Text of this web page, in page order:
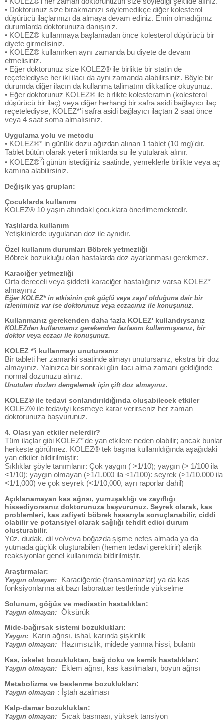
• Doktorunuz size bırakmanızı söylemedikçe diğer kolesterol
düşürücü ilaçlarınızı da almaya devam ediniz. Emin olmadığınız
durumlarda doktorunuza danışınız.
• KOLEZ® kullanmaya başlamadan önce kolesterol düşürücü bir
diyete girmelisiniz.
• KOLEZ® kullanırken aynı zamanda bu diyete de devam
etmelisiniz.
• Eğer doktorunuz size KOLEZ® ile birlikte bir statin de
reçetelediyse her iki ilacı da aynı zamanda alabilirsiniz. Böyle bir
durumda diğer ilacın da kullanma talimatım dikkatlice okuyunuz.
• Eğer doktorunuz KOLEZ® ile birlikte kolesteramin (kolesterol
düşürücü bir ilaç) veya diğer herhangi bir safra asidi bağlayıcı ilaç
reçetelediyse, KOLEZ*'i safra asidi bağlayıcı ilaçtan 2 saat önce
veya 4 saat soma almalısınız.
Uygulama yolu ve metodu
• KOLEZ®* in günlük dozu ağızdan alınan 1 tablet (10 mg)'dır.
Tablet bütün olarak yeterli miktarda su ile yutularak alınır.
• KOLEZ®?i günün istediğiniz saatinde, yemeklerle birlikte veya aç
kamına alabilirsiniz.
Değişik yaş grupları:
Çocuklarda kullanımı
KOLEZ® 10 yaşın altındaki çocuklara önerilmemektedir.
Yaşlılarda kullanım
Yetişkinlerde uygulanan doz ile aynıdır.
Özel kullanım durumları Böbrek yetmezliği
Böbrek bozukluğu olan hastalarda doz ayarlanması gerekmez.
Karaciğer yetmezliği
Orta dereceli veya şiddetli karaciğer hastalığınız varsa KOLEZ*
almayınız
Eğer KOLEZ* in etkisinin çok güçlü veya zayıf olduğuna dair bir
izleniminiz var ise doktorunuz veya eczacınız ile konuşunuz.
Kullanmanız gerekenden daha fazla KOLEZ' kullandıysanız
KOLEZden kullanmanız gerekenden fazlasını kullanmışsanız, bir
doktor veya eczacı ile konuşunuz.
KOLEZ *'i kullanmayı unutursanız
Bir tableti her zamanki saatinde almayı unutursanız, ekstra bir doz
almayınız. Yalnızca bir sonraki gün ilacı alma zamanı geldiğinde
normal dozunuzu alınız.
Unutulan dozları dengelemek için çift doz almayınız.
KOLEZ® ile tedavi sonlandırıldığında oluşabilecek etkiler
KOLEZ® ile tedaviyi kesmeye karar verirseniz her zaman
doktorunuza başvurunuz.
4. Olası yan etkiler nelerdir?
Tüm ilaçlar gibi KOLEZ*'de yan etkilere neden olabilir; ancak bunlar
herkeste görülmez. KOLEZ® tek başına kullanıldığında aşağıdaki
yan etkiler bildirilmiştir:
Sıklıklar şöyle tanımlanır: Çok yaygın ( >1/10); yaygın (> 1/100 ila
<1/10); yaygın olmayan (>1/1.000 ila <1/100): seyrek (>1/10.000 ila
<1/1,000) ve çok seyrek (<1/10,000, ayrı raporlar dahil)
Açıklanamayan kas ağrısı, yumuşaklığı ve zayıflığı
hissediyorsanız doktorunuza başvurunuz. Seyrek olarak, kas
problemleri, kas zafiyeti böbrek hasarıyla sonuçlanabilir, ciddi
olabilir ve potansiyel olarak sağlığı tehdit edici durum
oluşturabilir.
Yüz. dudak, dil ve/veva boğazda şişme nefes almada ya da
yutmada güçlük oluşturabilen (hemen tedavi gerektirir) alerjik
reaksiyonlar genel kullanımda bildirilmiştir.
Araştırmalar:
Yaygın olmayan:
Karaciğerde (transaminazlar) ya da kas
fonksiyonlarına ait bazı laboratuar testlerinde yükselme
Solunum, göğüs ve mediastin hastalıkları:
Yaygın olmayan: Öksürük
Mide-bağırsak sistemi bozuklukları:
Yaygın: Karın ağrısı, ishal, karında şişkinlik
Yaygın olmayan: Hazımsızlık, midede yanma hissi, bulantı
Kas, iskelet bozukluktan, bağ doku ve kemik hastalıkları:
Yaygın olmayan: Eklem ağrısı, kas kasılmaları, boyun ağnsı
Metabolizma ve beslenme bozuklukları:
Yaygın olmayan : İştah azalması
Kalp-damar bozuklukları:
Yaygın olmayan: Sıcak basması, yüksek tansiyon